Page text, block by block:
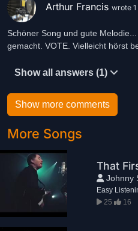
Arthur Francis wrote
Schöner Song und gute
gemacht. VOTE. Vielleicht hörst
Show all answers (1)
Show more comments
More Songs
That
Johnny
Easy
25
16